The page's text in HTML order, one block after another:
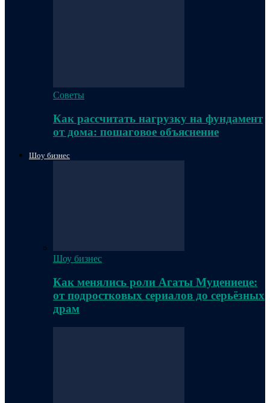
Советы
Как рассчитать нагрузку на фундамент
от дома: пошаговое объяснение
Шоу бизнес
Шоу бизнес
Как менялись роли Агаты Муцениеце:
от подростковых сериалов до серьёзных
драм